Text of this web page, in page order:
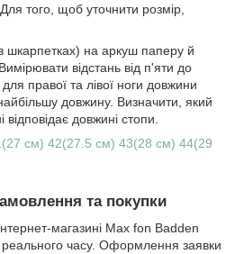
того, щоб уточнити розмір,
шкарпетках) на аркуш паперу й
відстань від п'яти до
правої та лівої ноги довжини
довжину. Визначити, який
довжині стопи.
см) 42(27.5 см) 43(28 см) 44(29
та покупки
магазині Max fon Badden
часу. Оформлення заявки